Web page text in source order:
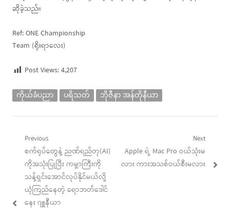
ဆိုခဲ့သည်။
Ref: ONE Championship
Team (ရိုးရာလေး)
Post Views:4,207
ကိုယ်ခံပညာ ပရိသတ် ဘိုဇီနာ အန်တိုနီယာ
Post
navigation
Previous
Previous
post:
စက်ရုပ်တွေနဲ့ ညဏ်ရည်တု(AI)
ကိုအသုံးပြုပြီး ကမ္ဘာကြီးကို
သန့်ရှင်းအောင်လုပ်နိုင်မယ်လို့
ယုံကြည်နေတဲ့ ရောဘတ်ဒေါင်
နေး ဂျူနီယာ
Next
Next
post:
Apple ရဲ့ Mac Pro ဝယ်သုံးမ
လား ကားအသစ်ဝယ်စီးမလား